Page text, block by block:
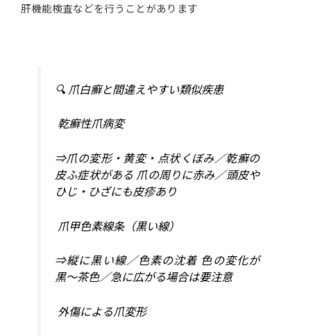
肝機能検査などを行うことがあります
🔍 爪白癬と間違えやすい類似疾患
乾癬性爪病変
⇒爪の変形・黄変・点状くぼみ／乾癬の
皮ふ症状がある 爪の周りに赤み／頭皮や
ひじ・ひざにも皮疹あり
爪甲色素線条（黒い線）
⇒縦に黒い線／色素の沈着 色の変化が
黒〜茶色／急に広がる場合は要注意
外傷による爪変形